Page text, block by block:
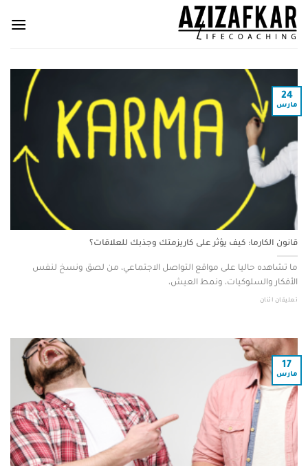
قانون الكارما: كيف يؤثر على كاريزمتك وجذبك للعلاقات؟
ما تشاهده حاليا على مواقع التواصل الاجتماعي، من لصق ونسخ لنفس
الأفكار والسلوكيات، ونمط العيش،
تعليقان اثنان
24
مارس
17
مارس